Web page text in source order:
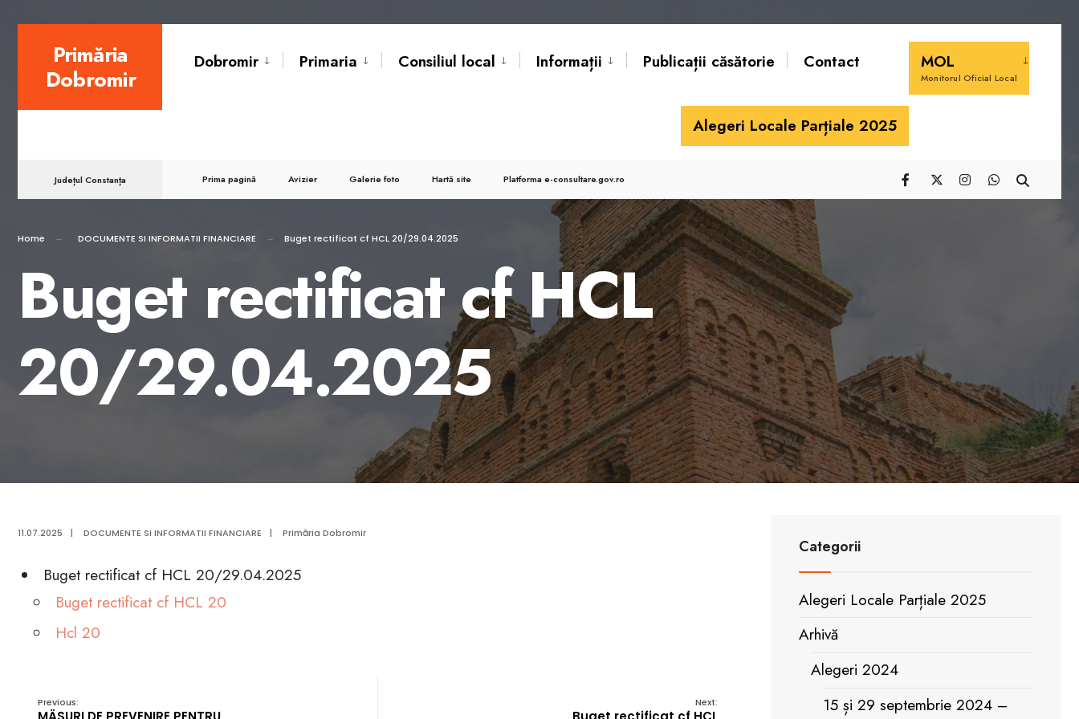
content
Primăria
Dobromir
Dobromir Primaria Consiliul local Informații Publicații căsătorie Contact MOL
Monitorul Oficial Local
Alegeri Locale Parțiale 2025
Județul Constanța Prima pagină Avizier Galerie foto Hartă site Platforma e-consultare.gov.ro
Home DOCUMENTE SI INFORMATII FINANCIARE Buget rectificat cf HCL 20/29.04.2025
Buget rectificat cf HCL
20/29.04.2025
11.07.2025 | DOCUMENTE SI INFORMATII FINANCIARE | Primăria Dobromir
Buget rectificat cf HCL 20/29.04.2025
Buget rectificat cf HCL 20
Hcl 20
Previous: Next:
Categorii
Alegeri Locale Parțiale 2025
Arhivă
Alegeri 2024
15 și 29 septembrie 2024 –